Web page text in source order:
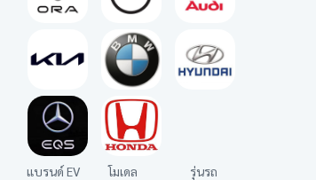
แบรนด์ EV โมเดล รุ่นรถ